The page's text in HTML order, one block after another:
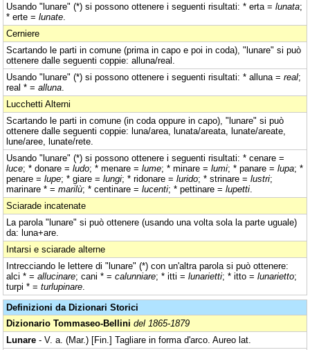
Usando "lunare" (*) si possono ottenere i seguenti risultati: * erta = lunata;
* erte = lunate
Cerniere
Scartando le parti in comune (prima in capo e poi in coda), "lunare" si può
ottenere dalle seguenti coppie: alluna/real.
Usando "lunare" (*) si possono ottenere i seguenti risultati: * alluna = real;
real * = alluna
Lucchetti Alterni
Scartando le parti in comune (in coda oppure in capo), "lunare" si può
ottenere dalle seguenti coppie: luna/area, lunata/areata, lunate/areate,
lune/aree, lunate/rete.
Usando "lunare" (*) si possono ottenere i seguenti risultati: * cenare =
luce; * donare = ludo; * menare = lume; * minare = lumi; * panare = lupa; *
penare = lupe; * giare = lungi; * ridonare = lurido; * strinare = lustri;
marinare * = marilù; * centinare = lucenti; * pettinare = lupetti
Sciarade incatenate
La parola "lunare" si può ottenere (usando una volta sola la parte uguale)
da: luna+are.
Intarsi e sciarade alterne
Intrecciando le lettere di "lunare" (*) con un'altra parola si può ottenere:
alci * = allucinare; cani * = calunniare; * itti = lunarietti; * itto = lunarietto;
turpi * = turlupinare
Definizioni da Dizionari Storici
Dizionario Tommaseo-Bellini del 1865-1879
Lunare - V. a. (Mar.) [Fin.] Tagliare in forma d'arco. Aureo lat.